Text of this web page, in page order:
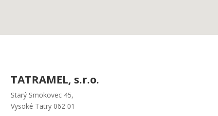
TATRAMEL, s.r.o.
Starý Smokovec 45,
Vysoké Tatry 062 01